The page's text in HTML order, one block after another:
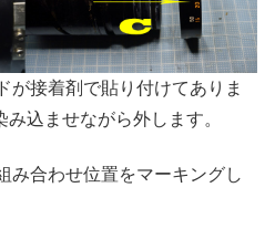
が接着剤で貼り付けてありま
込ませながら外します。
み合わせ位置をマーキングし